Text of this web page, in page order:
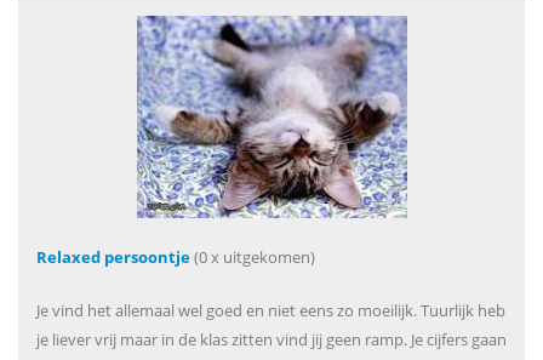
Relaxed persoontje(0 x uitgekomen)
Je vind het allemaal wel goed en niet eens zo moeilijk. Tuurlijk heb
je liever vrij maar in de klas zitten vind jij geen ramp. Je cijfers gaan